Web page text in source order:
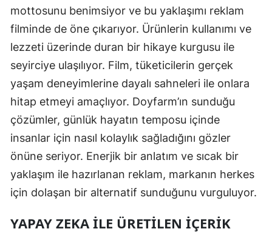
mottosunu benimsiyor ve bu yaklaşımı reklam
filminde de öne çıkarıyor. Ürünlerin kullanımı ve
lezzeti üzerinde duran bir hikaye kurgusu ile
seyirciye ulaşılıyor. Film, tüketicilerin gerçek
yaşam deneyimlerine dayalı sahneleri ile onlara
hitap etmeyi amaçlıyor. Doyfarm’ın sunduğu
çözümler, günlük hayatın temposu içinde
insanlar için nasıl kolaylık sağladığını gözler
önüne seriyor. Enerjik bir anlatım ve sıcak bir
yaklaşım ile hazırlanan reklam, markanın herkes
için dolaşan bir alternatif sunduğunu vurguluyor.
YAPAY ZEKA ILE ÜRETILEN İÇERIK